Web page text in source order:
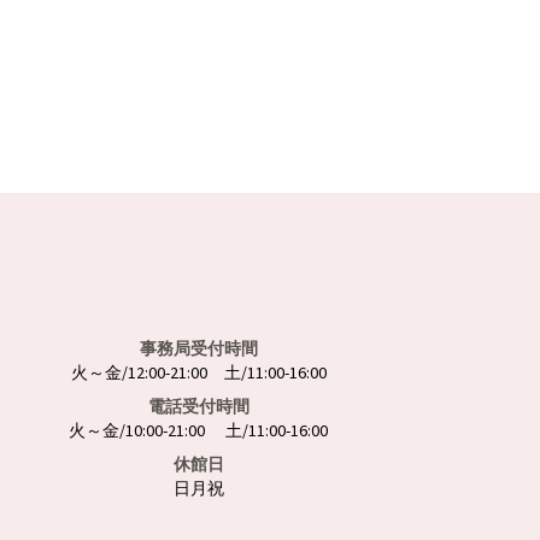
事務局受付時間
火～金/12:00-21:00 土/11:00-16:00
電話受付時間
火～金/10:00-21:00 土/11:00-16:00
休館日
日月祝